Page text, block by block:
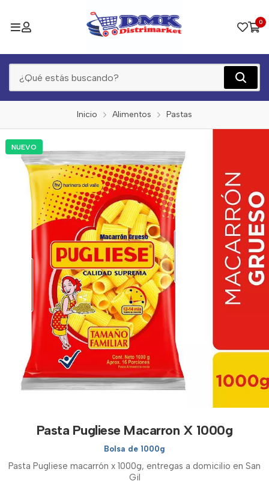
0
Inicio Alimentos Pastas
NUEVO
Pasta Pugliese Macarron X 1000g
Bolsa de 1000g
Pasta Pugliese macarrón x 1000g, entregas a domicilio en San
Gil